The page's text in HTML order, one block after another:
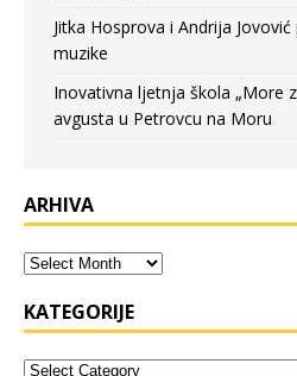
Jitka Hosprova i Andrija
muzike
Inovativna ljetnja škola „More
avgusta u Petrovcu na Moru
ARHIVA
KATEGORIJE